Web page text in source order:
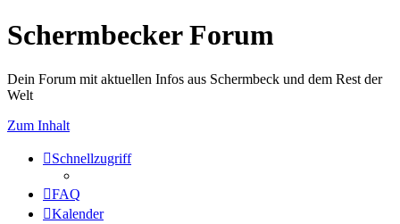
Schermbecker Forum
Dein Forum mit aktuellen Infos aus Schermbeck und dem Rest der
Welt
Zum Inhalt
Schnellzugriff
FAQ
Kalender